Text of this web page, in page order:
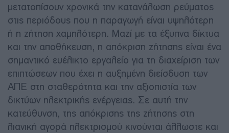
μετατοπίσουν χρονικά την κατανάλωση ρεύματος
στις περιόδους που η παραγωγή είναι υψηλότερη
ή η ζήτηση χαμηλότερη. Μαζί με τα έξυπνα δίκτυα
και την αποθήκευση, η απόκριση ζήτησης είναι ένα
σημαντικό ευέλικτο εργαλείο για τη διαχείριση των
επιπτώσεων που έχει η αυξημένη διείσδυση των
ΑΠΕ στη σταθερότητα και την αξιοπιστία των
δικτύων ηλεκτρικής ενέργειας. Σε αυτή την
κατεύθυνση, της απόκρισης της ζήτησης στη
λιανική αγορά ηλεκτρισμού κινούνται άλλωστε και